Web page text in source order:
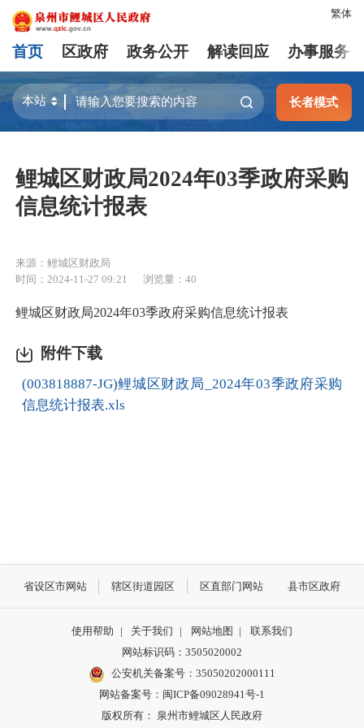
繁体
首页 区政府 政务公开 解读回应 办事服务
长者模式
鲤城区财政局2024年03季政府采购
信息统计报表
来源：鲤城区财政局
时间：2024-11-27 09:21
浏览量： 40
鲤城区财政局2024年03季政府采购信息统计报表
附件下载
(003818887-JG)鲤城区财政局_2024年03季政府采购
信息统计报表.xls
省设区市网站 辖区街道园区 区直部门网站 县市区政府
使用帮助 | 关于我们 | 网站地图 |
联系我们
网站标识码：3505020002
公安机关备案号：35050202000111
网站备案号：闽ICP备09028941号-1
版权所有： 泉州市鲤城区人民政府